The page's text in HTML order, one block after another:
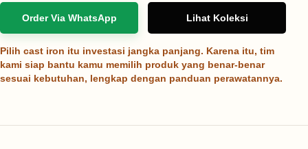
Order Via WhatsApp Lihat Koleksi
Pilih cast iron itu investasi jangka panjang. Karena itu, tim
kami siap bantu kamu memilih produk yang benar-benar
sesuai kebutuhan, lengkap dengan panduan perawatannya.